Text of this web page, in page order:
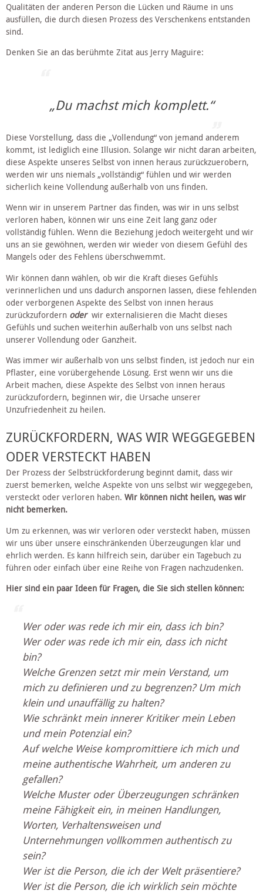
Qualitäten der anderen Person die Lücken und Räume in uns
ausfüllen, die durch diesen Prozess des Verschenkens entstanden
sind.
Denken Sie an das berühmte Zitat aus Jerry Maguire:
„Du machst mich komplett.“
Diese Vorstellung, dass die „Vollendung“ von jemand anderem
kommt, ist lediglich eine Illusion. Solange wir nicht daran arbeiten,
diese Aspekte unseres Selbst von innen heraus zurückzuerobern,
werden wir uns niemals „vollständig“ fühlen und wir werden
sicherlich keine Vollendung außerhalb von uns finden.
Wenn wir in unserem Partner das finden, was wir in uns selbst
verloren haben, können wir uns eine Zeit lang ganz oder
vollständig fühlen. Wenn die Beziehung jedoch weitergeht und wir
uns an sie gewöhnen, werden wir wieder von diesem Gefühl des
Mangels oder des Fehlens überschwemmt.
Wir können dann wählen, ob wir die Kraft dieses Gefühls
verinnerlichen und uns dadurch anspornen lassen, diese fehlenden
oder verborgenen Aspekte des Selbst von innen heraus
zurückzufordern oder
  wir externalisieren die Macht dieses
Gefühls und suchen weiterhin außerhalb von uns selbst nach
unserer Vollendung oder Ganzheit.
Was immer wir außerhalb von uns selbst finden, ist jedoch nur ein
Pflaster, eine vorübergehende Lösung. Erst wenn wir uns die
Arbeit machen, diese Aspekte des Selbst von innen heraus
zurückzufordern, beginnen wir, die Ursache unserer
Unzufriedenheit zu heilen.
ZURÜCKFORDERN, WAS WIR WEGGEGEBEN
ODER VERSTECKT HABEN
Der Prozess der Selbstrückforderung beginnt damit, dass wir
zuerst bemerken, welche Aspekte von uns selbst wir weggegeben,
versteckt oder verloren haben. Wir können nicht heilen, was wir
nicht bemerken.
Um zu erkennen, was wir verloren oder versteckt haben, müssen
wir uns über unsere einschränkenden Überzeugungen klar und
ehrlich werden. Es kann hilfreich sein, darüber ein Tagebuch zu
führen oder einfach über eine Reihe von Fragen nachzudenken.
Hier sind ein paar Ideen für Fragen, die Sie sich stellen können:
Wer oder was rede ich mir ein, dass ich bin?
Wer oder was rede ich mir ein, dass ich nicht
bin?
Welche Grenzen setzt mir mein Verstand, um
mich zu definieren und zu begrenzen? Um mich
klein und unauffällig zu halten?
Wie schränkt mein innerer Kritiker mein Leben
und mein Potenzial ein?
Auf welche Weise kompromittiere ich mich und
meine authentische Wahrheit, um anderen zu
gefallen?
Welche Muster oder Überzeugungen schränken
meine Fähigkeit ein, in meinen Handlungen,
Worten, Verhaltensweisen und
Unternehmungen vollkommen authentisch zu
sein?
Wer ist die Person, die ich der Welt präsentiere?
Wer ist die Person, die ich wirklich sein möchte